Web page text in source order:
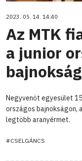
2023. 05. 14. 14:40
Az MTK
a junior
Negyvenöt egyesület
országos bajnokságon,
legtöbb aranyérmet.
#CSELGÁNCS